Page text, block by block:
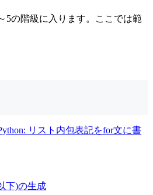
5の階級に入ります。ここでは範
リスト内包表記をfor文に書
下)の生成